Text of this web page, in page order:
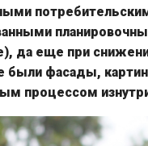
да еще при
фасады,
процессом